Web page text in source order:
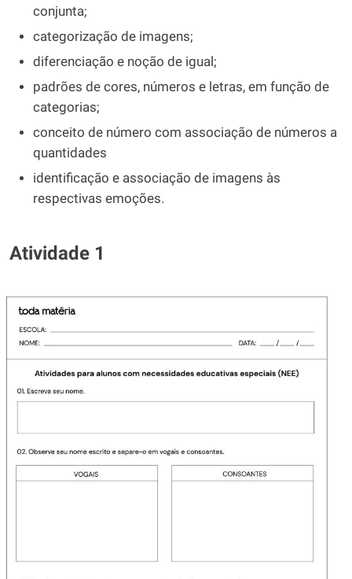
conjunta;
categorização de imagens;
diferenciação e noção de igual;
padrões de cores, números e letras, em função de
categorias;
conceito de número com associação de números a
quantidades
identificação e associação de imagens às
respectivas emoções.
Atividade 1